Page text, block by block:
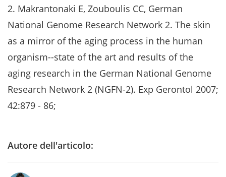
2. Makrantonaki E, Zouboulis CC, German
National Genome Research Network 2. The skin
as a mirror of the aging process in the human
organism--state of the art and results of the
aging research in the German National Genome
Research Network 2 (NGFN-2). Exp Gerontol 2007;
42:879 - 86;
Autore dell'articolo: